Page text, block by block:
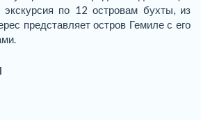
экскурсия по 12 островам бухты, из
представляет остров Гемиле с его